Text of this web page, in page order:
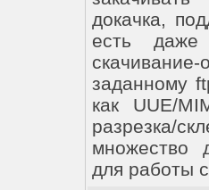
докачка,
есть даже
заданному
как UUE/
разрезка/
множество
для работы